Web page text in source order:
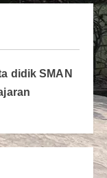
didik SMAN